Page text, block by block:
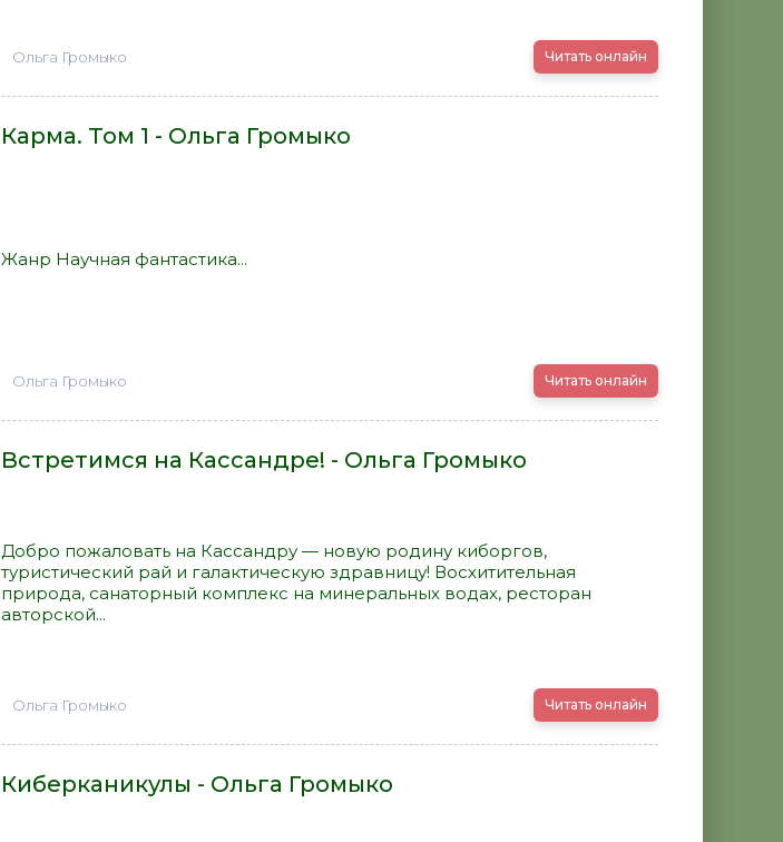
Ольга Громыко Читать онлайн
Карма. Том 1 - Ольга Громыко
Жанр Научная фантастика...
Ольга Громыко Читать онлайн
Встретимся на Кассандре! - Ольга Громыко
Добро пожаловать на Кассандру — новую родину киборгов,
туристический рай и галактическую здравницу! Восхитительная
природа, санаторный комплекс на минеральных водах, ресторан
авторской...
Ольга Громыко Читать онлайн
Киберканикулы - Ольга Громыко